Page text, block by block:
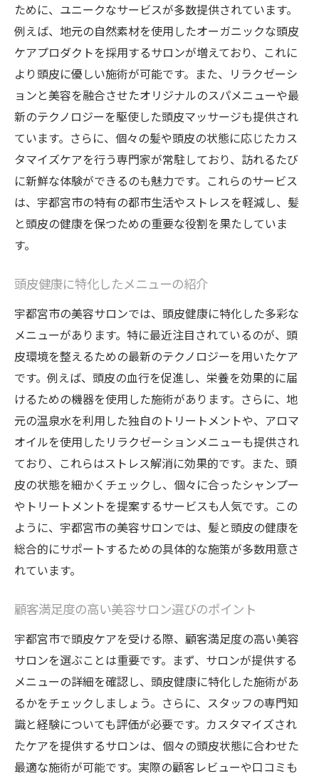
ために、ユニークなサービスが多数提供されています。
例えば、地元の自然素材を使用したオーガニックな頭皮
ケアプロダクトを採用するサロンが増えており、これに
より頭皮に優しい施術が可能です。また、リラクゼーシ
ョンと美容を融合させたオリジナルのスパメニューや最
新のテクノロジーを駆使した頭皮マッサージも提供され
ています。さらに、個々の髪や頭皮の状態に応じたカス
タマイズケアを行う専門家が常駐しており、訪れるたび
に新鮮な体験ができるのも魅力です。これらのサービス
は、宇都宮市の特有の都市生活やストレスを軽減し、髪
と頭皮の健康を保つための重要な役割を果たしていま
す。
頭皮健康に特化したメニューの紹介
宇都宮市の美容サロンでは、頭皮健康に特化した多彩な
メニューがあります。特に最近注目されているのが、頭
皮環境を整えるための最新のテクノロジーを用いたケア
です。例えば、頭皮の血行を促進し、栄養を効果的に届
けるための機器を使用した施術があります。さらに、地
元の温泉水を利用した独自のトリートメントや、アロマ
オイルを使用したリラクゼーションメニューも提供され
ており、これらはストレス解消に効果的です。また、頭
皮の状態を細かくチェックし、個々に合ったシャンプー
やトリートメントを提案するサービスも人気です。この
ように、宇都宮市の美容サロンでは、髪と頭皮の健康を
総合的にサポートするための具体的な施策が多数用意さ
れています。
顧客満足度の高い美容サロン選びのポイント
宇都宮市で頭皮ケアを受ける際、顧客満足度の高い美容
サロンを選ぶことは重要です。まず、サロンが提供する
メニューの詳細を確認し、頭皮健康に特化した施術があ
るかをチェックしましょう。さらに、スタッフの専門知
識と経験についても評価が必要です。カスタマイズされ
たケアを提供するサロンは、個々の頭皮状態に合わせた
最適な施術が可能です。実際の顧客レビューや口コミも